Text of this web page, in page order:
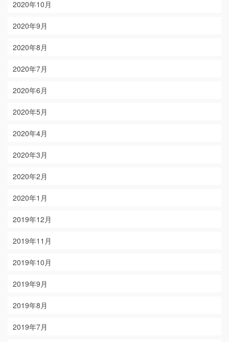
2020年10月
2020年9月
2020年8月
2020年7月
2020年6月
2020年5月
2020年4月
2020年3月
2020年2月
2020年1月
2019年12月
2019年11月
2019年10月
2019年9月
2019年8月
2019年7月